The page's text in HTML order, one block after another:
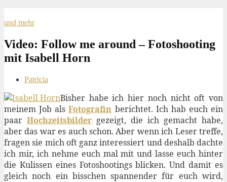
und mehr
Video: Follow me around – Fotoshooting
mit Isabell Horn
Patricia
Bisher habe ich hier noch nicht oft von
meinem Job alsFotografin berichtet. Ich hab euch ein
paar Hochzeitsbilder gezeigt, die ich gemacht habe,
aber das war es auch schon. Aber wenn ich Leser treffe,
fragen sie mich oft ganz interessiert und deshalb dachte
ich mir, ich nehme euch mal mit und lasse euch hinter
die Kulissen eines Fotoshootings blicken. Und damit es
gleich noch ein bisschen spannender für euch wird,